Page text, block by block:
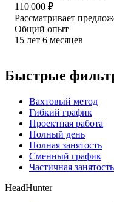
110 000 ₽
Рассматривает
Общий опыт
15 лет 6 месяцев
Быстрые
Вахтовый метод
Гибкий график
Проектная работа
Полный день
Полная занятость
Сменный график
Частичная занятость
HeadHunter